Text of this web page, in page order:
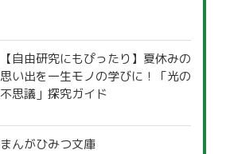
【自由研究にもぴったり】夏休みの
思い出を一生モノの学びに！「光の
不思議」探究ガイド
まんがひみつ文庫